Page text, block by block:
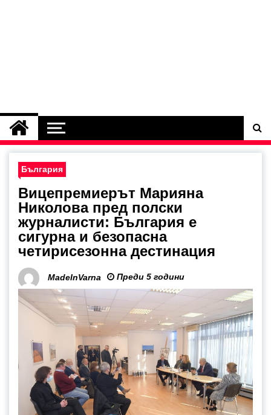
България
Вицепремиерът Марияна
Николова пред полски
журналисти: България е
сигурна и безопасна
четирисезонна дестинация
MadeInVarna Преди 5 години